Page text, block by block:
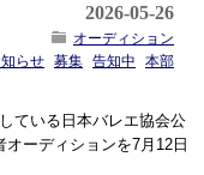
2026-05-26
オーディション
らせ 募集 告知中 本部
ている日本バレエ協会公
オーディションを7月12日